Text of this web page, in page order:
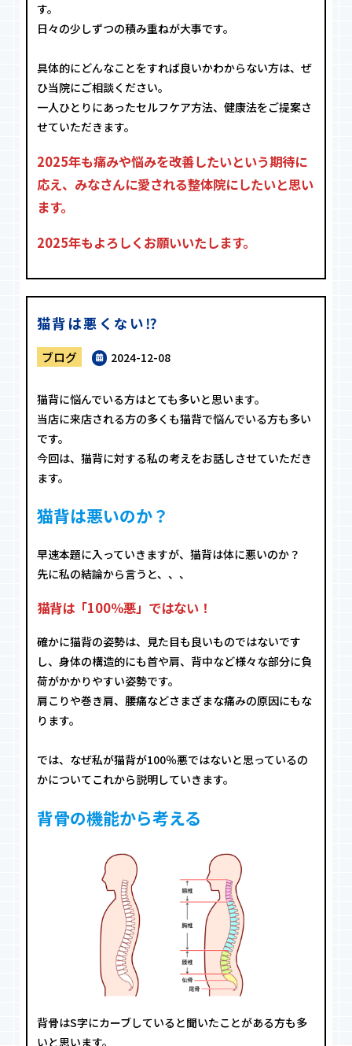
す。
日々の少しずつの積み重ねが大事です。
具体的にどんなことをすれば良いかわからない方は、ぜ
ひ当院にご相談ください。
一人ひとりにあったセルフケア方法、健康法をご提案さ
せていただきます。
2025年も痛みや悩みを改善したいという期待に
応え、みなさんに愛される整体院にしたいと思い
ます。
2025年もよろしくお願いいたします。
猫背は悪くない⁉︎
ブログ 2024-12-08
猫背に悩んでいる方はとても多いと思います。
当店に来店される方の多くも猫背で悩んでいる方も多い
です。
今回は、猫背に対する私の考えをお話しさせていただき
ます。
猫背は悪いのか？
早速本題に入っていきますが、猫背は体に悪いのか？
先に私の結論から言うと、、、
猫背は「100％悪」ではない！
確かに猫背の姿勢は、見た目も良いものではないです
し、身体の構造的にも首や肩、背中など様々な部分に負
荷がかかりやすい姿勢です。
肩こりや巻き肩、腰痛などさまざまな痛みの原因にもな
ります。
では、なぜ私が猫背が100％悪ではないと思っているの
かについてこれから説明していきます。
背骨の機能から考える
背骨はS字にカーブしていると聞いたことがある方も多
いと思います。